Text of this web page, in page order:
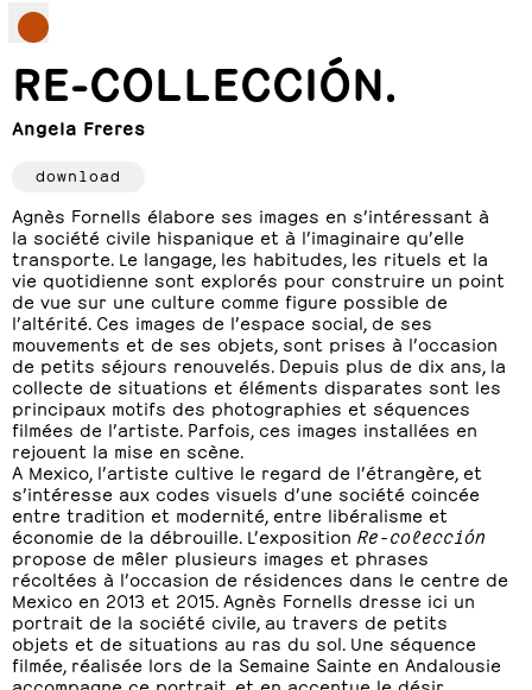
RE-COLLECCIÓN.
Angela Freres
download
Agnès Fornells élabore ses images en s’intéressant à
la société civile hispanique et à l’imaginaire qu’elle
transporte. Le langage, les habitudes, les rituels et la
vie quotidienne sont explorés pour construire un point
de vue sur une culture comme figure possible de
l’altérité. Ces images de l’espace social, de ses
mouvements et de ses objets, sont prises à l’occasion
de petits séjours renouvelés. Depuis plus de dix ans, la
collecte de situations et éléments disparates sont les
principaux motifs des photographies et séquences
filmées de l’artiste. Parfois, ces images installées en
rejouent la mise en scène.
A Mexico, l’artiste cultive le regard de l’étrangère, et
s’intéresse aux codes visuels d’une société coincée
entre tradition et modernité, entre libéralisme et
économie de la débrouille. L’exposition Re-colección
propose de mêler plusieurs images et phrases
récoltées à l’occasion de résidences dans le centre de
Mexico en 2013 et 2015. Agnès Fornells dresse ici un
portrait de la société civile, au travers de petits
objets et de situations au ras du sol. Une séquence
filmée, réalisée lors de la Semaine Sainte en Andalousie
accompagne ce portrait, et en accentue le désir